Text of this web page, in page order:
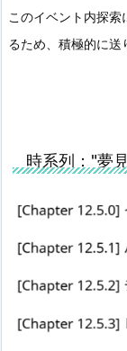
このイベント内探
るため、積極的に送
時系列："夢